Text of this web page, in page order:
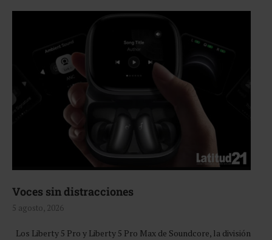
Voces sin distracciones
5 agosto, 2026
Los Liberty 5 Pro y Liberty 5 Pro Max de Soundcore, la división